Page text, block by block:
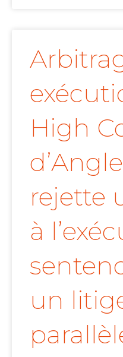
High
rejette
à
un